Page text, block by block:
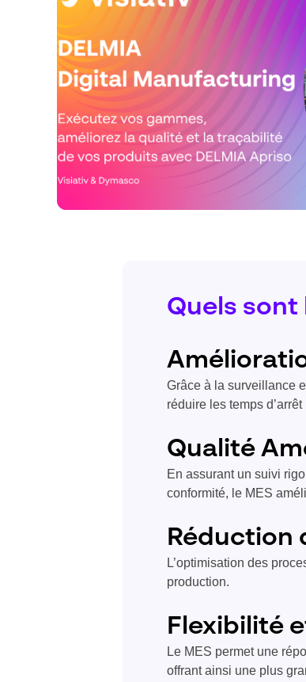
Quels sont
Grâce à la surveillance
réduire les temps
Qualité
En assurant un suivi
conformité, le MES
Réduction
L’optimisation des
production.
Flexibilité
Le MES permet une
offrant ainsi une plus